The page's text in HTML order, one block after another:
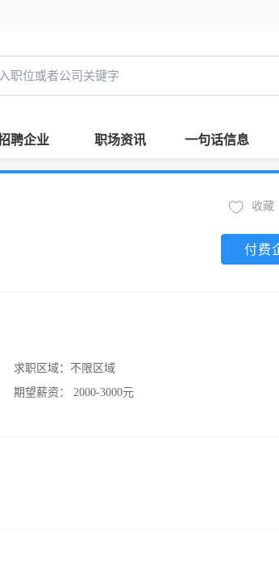
聘企业 职场资讯 一句话信息
收藏
付费
求职区域： 不限区域
期望薪资：
2000-3000元